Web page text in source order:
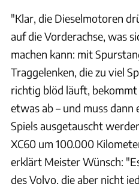
"Klar, die Dieselmotoren
auf die Vorderachse, was
machen kann: mit
Traggelenken, die zu viel
richtig blöd läuft,
etwas ab – und muss dann
Spiels ausgetauscht
XC60 um 100.000
erklärt Meister Wünsch:
des Volvo, die aber nicht